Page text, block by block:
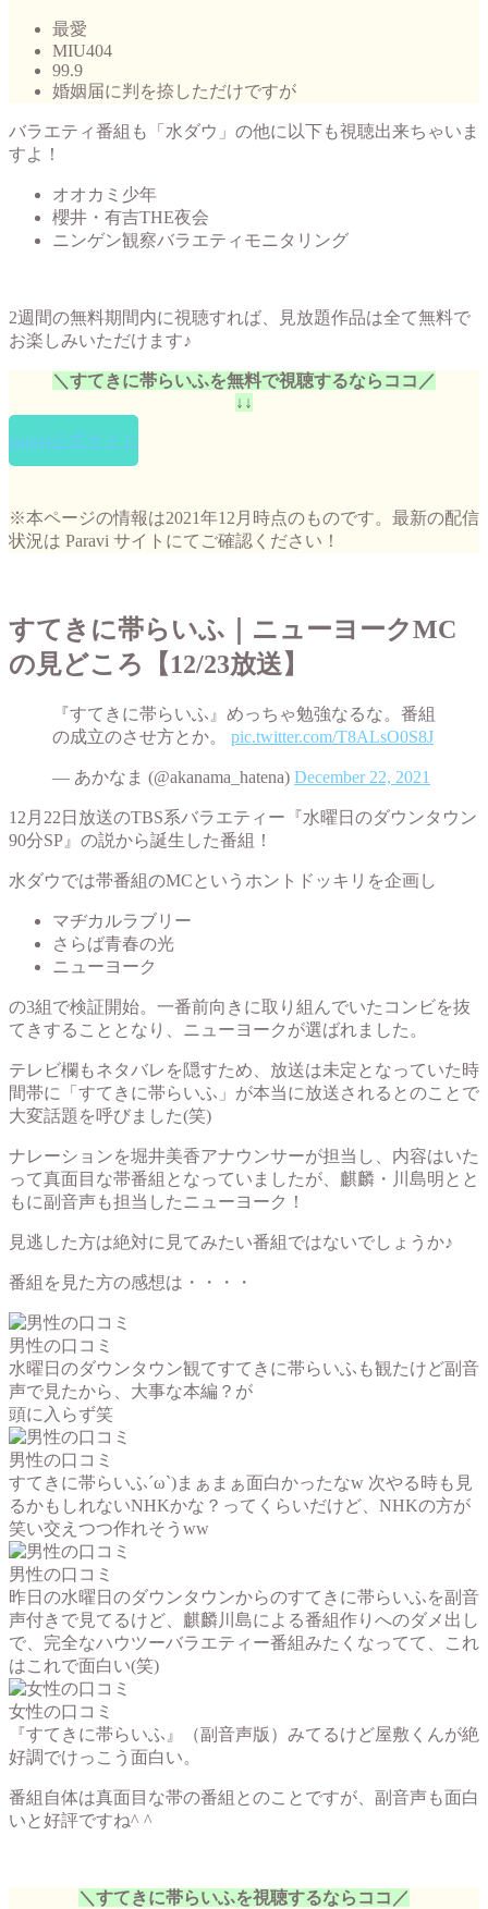
最愛
MIU404
99.9
婚姻届に判を捺しただけですが
バラエティ番組も「水ダウ」の他に以下も視聴出来ちゃいま
すよ！
オオカミ少年
櫻井・有吉THE夜会
ニンゲン観察バラエティモニタリング
2週間の無料期間内に視聴すれば、見放題作品は全て無料で
お楽しみいただけます♪
＼すてきに帯らいふを無料で視聴するならココ／
↓↓
paravi公式サイト
※本ページの情報は2021年12月時点のものです。最新の配信
状況は Paravi サイトにてご確認ください！
すてきに帯らいふ｜ニューヨークMC
の見どころ【12/23放送】
『すてきに帯らいふ』めっちゃ勉強なるな。番組
の成立のさせ方とか。 pic.twitter.com/T8ALsO0S8J
— あかなま (@akanama_hatena) December 22, 2021
12月22日放送のTBS系バラエティー『水曜日のダウンタウン
90分SP』の説から誕生した番組！
水ダウでは帯番組のMCというホントドッキリを企画し
マヂカルラブリー
さらば青春の光
ニューヨーク
の3組で検証開始。一番前向きに取り組んでいたコンビを抜
てきすることとなり、ニューヨークが選ばれました。
テレビ欄もネタバレを隠すため、放送は未定となっていた時
間帯に「すてきに帯らいふ」が本当に放送されるとのことで
大変話題を呼びました(笑)
ナレーションを堀井美香アナウンサーが担当し、内容はいた
って真面目な帯番組となっていましたが、麒麟・川島明とと
もに副音声も担当したニューヨーク！
見逃した方は絶対に見てみたい番組ではないでしょうか♪
番組を見た方の感想は・・・・
男性の口コミ
水曜日のダウンタウン観てすてきに帯らいふも観たけど副音
声で見たから、大事な本編？が
頭に入らず笑
男性の口コミ
すてきに帯らいふ´ω`)まぁまぁ面白かったなw 次やる時も見
るかもしれないNHKかな？ってくらいだけど、NHKの方が
笑い交えつつ作れそうww
男性の口コミ
昨日の水曜日のダウンタウンからのすてきに帯らいふを副音
声付きで見てるけど、麒麟川島による番組作りへのダメ出し
で、完全なハウツーバラエティー番組みたくなってて、これ
はこれで面白い(笑)
女性の口コミ
『すてきに帯らいふ』（副音声版）みてるけど屋敷くんが絶
好調でけっこう面白い。
番組自体は真面目な帯の番組とのことですが、副音声も面白
いと好評ですね^ ^
＼すてきに帯らいふを視聴するならココ／